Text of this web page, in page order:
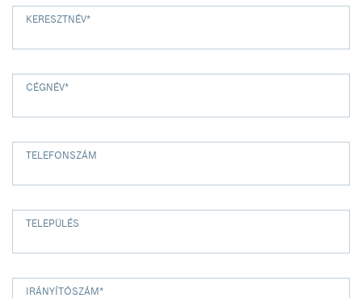
KERESZTNÉV*
CÉGNÉV*
TELEFONSZÁM
TELEPÜLÉS
IRÁNYÍTÓSZÁM*